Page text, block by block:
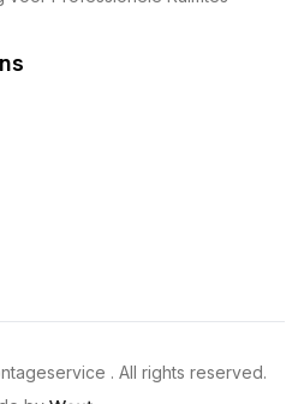
. All rights reserved.